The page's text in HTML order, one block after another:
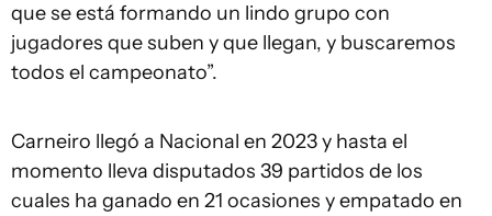
que se está formando un lindo grupo con
jugadores que suben y que llegan, y buscaremos
todos el campeonato”.
Carneiro llegó a Nacional en 2023 y hasta el
momento lleva disputados 39 partidos de los
cuales ha ganado en 21 ocasiones y empatado en